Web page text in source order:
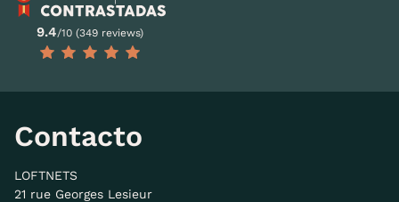
9.4/10 (349 reviews)
Contacto
LOFTNETS
21 rue Georges Lesieur